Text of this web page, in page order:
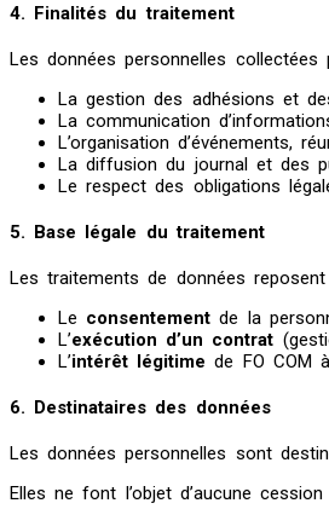
4. Finalités du traitement
Les données personnelles
La gestion des adhésions et
La communication
L’organisation d’événements,
La diffusion du journal et des
Le respect des obligations
5. Base légale du traitement
Les traitements de données
Le consentement de la
L’exécution d’un contrat
L’intérêt légitime de FO COM
6. Destinataires des données
Les données personnelles sont
Elles ne font l’objet d’aucune